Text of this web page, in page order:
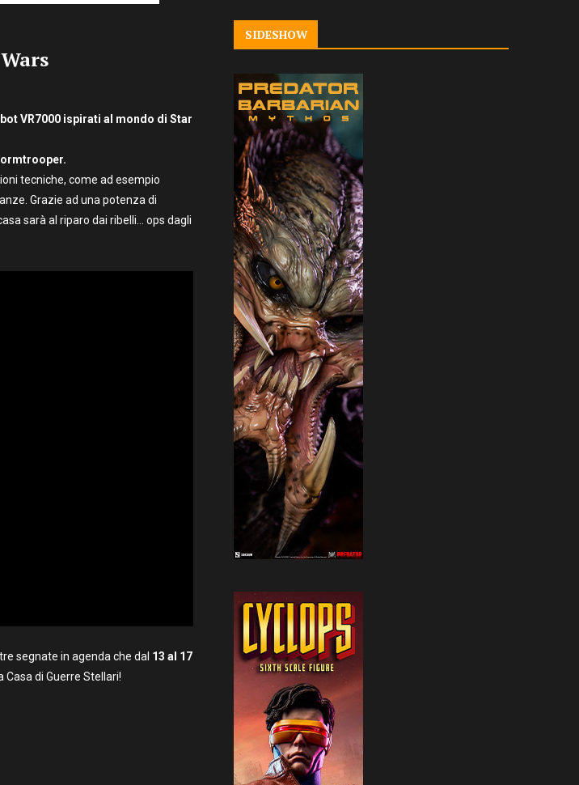
VR7000 ispirati al mondo di Star
tecniche, come ad esempio
Grazie ad una potenza di
sarà al riparo dai ribelli… ops dagli
segnate in agenda che dal 13 al 17
di Guerre Stellari!
SIDESHOW